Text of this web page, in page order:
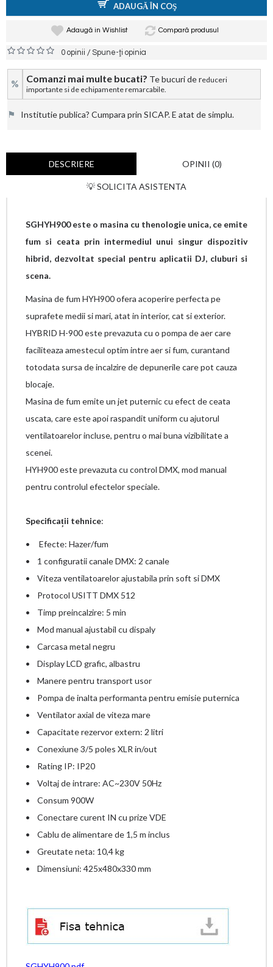
ADAUGĂ ÎN COŞ
Adaugă in Wishlist Compară produsul
0 opinii /Spune-ţi opinia
% Comanzi mai multe bucati? Te bucuri de reduceri
importante si de echipamente remarcabile.
⚑ Institutie publica? Cumpara prin SICAP. E atat de simplu.
DESCRIERE OPINII (0)
💡 SOLICITA ASISTENTA
SGHYH900 este o masina cu thenologie unica, ce emite
fum si ceata prin intermediul unui singur dispozitiv
hibrid, dezvoltat special pentru aplicatii DJ, cluburi si
scena.
Masina de fum HYH900 ofera acoperire perfecta pe
suprafete medii si mari, atat in interior, cat si exterior.
HYBRID H-900 este prevazuta cu o pompa de aer care
faciliteaza amestecul optim intre aer si fum, curantand
totodata sursa de incalzire de depunerile care pot cauza
blocaje.
Masina de fum emite un jet puternic cu efect de ceata
uscata, care este apoi raspandit uniform cu ajutorul
ventilatoarelor incluse, pentru o mai buna vizibilitate a
scenei.
HYH900 este prevazuta cu control DMX, mod manual
pentru controlul efectelor speciale.
Specificații tehnice:
• Efecte: Hazer/fum
• 1 configuratii canale DMX: 2 canale
• Viteza ventilatoarelor ajustabila prin soft si DMX
• Protocol USITT DMX 512
• Timp preincalzire: 5 min
• Mod manual ajustabil cu dispaly
• Carcasa metal negru
• Display LCD grafic, albastru
• Manere pentru transport usor
• Pompa de inalta performanta pentru emisie puternica
• Ventilator axial de viteza mare
• Capacitate rezervor extern: 2 litri
• Conexiune 3/5 poles XLR in/out
• Rating IP: IP20
• Voltaj de intrare: AC~230V 50Hz
• Consum 900W
• Conectare curent IN cu prize VDE
• Cablu de alimentare de 1,5 m inclus
• Greutate neta: 10,4 kg
• Dimensiuni: 425x480x330 mm